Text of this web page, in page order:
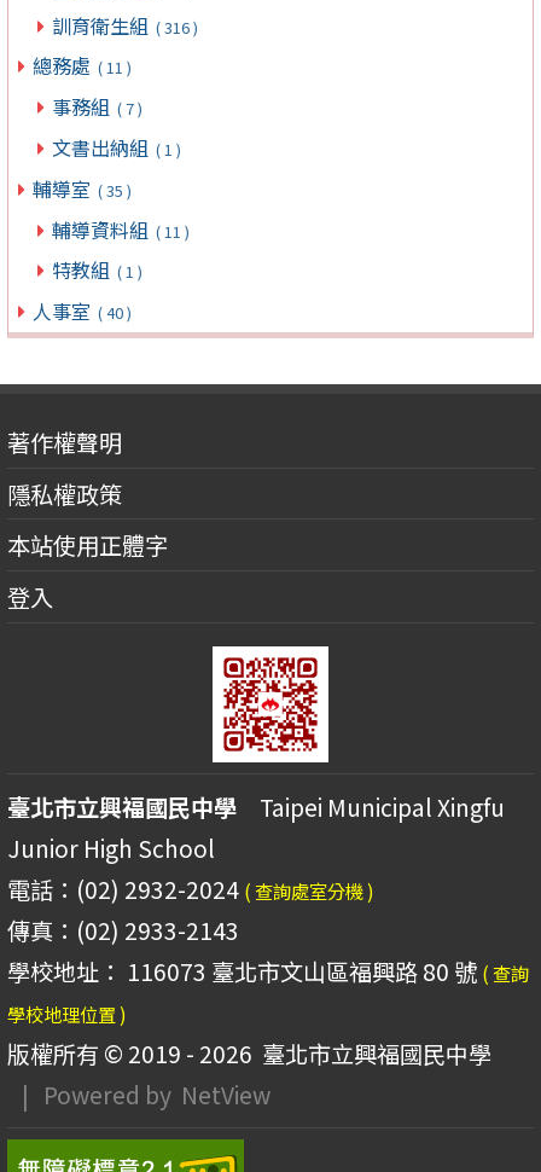
訓育衛生組 ( 316 )
總務處 ( 11 )
事務組 ( 7 )
文書出納組 ( 1 )
輔導室 ( 35 )
輔導資料組 ( 11 )
特教組 ( 1 )
人事室 ( 40 )
著作權聲明
隱私權政策
本站使用正體字
登入
臺北市立興福國民中學 Taipei Municipal Xingfu
Junior High School
電話：(02) 2932-2024 ( 查詢處室分機 )
傳真：(02) 2933-2143
學校地址： 116073 臺北市文山區福興路 80 號 ( 查詢
學校地理位置 )
版權所有 © 2019 - 2026 臺北市立興福國民中學
| Powered by NetView